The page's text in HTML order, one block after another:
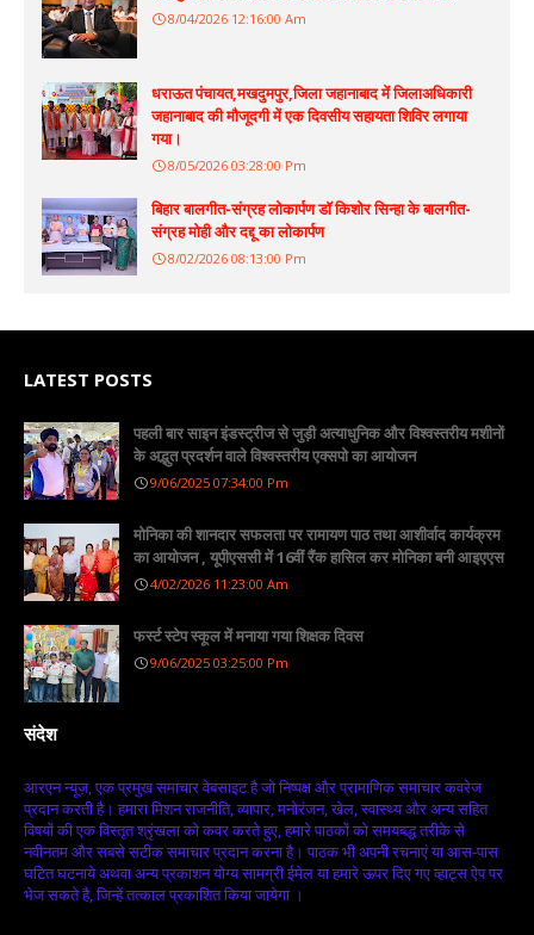
8/04/2026 12:16:00 Am
धराऊत पंचायत,मखदुमपुर,जिला जहानाबाद में जिलाअधिकारी
जहानाबाद की मौजूदगी में एक दिवसीय सहायता शिविर लगाया
गया।
8/05/2026 03:28:00 Pm
बिहार बालगीत-संग्रह लोकार्पण डॉ किशोर सिन्हा के बालगीत-
संग्रह मोही और दद्दू का लोकार्पण
8/02/2026 08:13:00 Pm
LATEST POSTS
पहली बार साइन इंडस्ट्रीज से जुड़ी अत्याधुनिक और विश्वस्तरीय मशीनों
के अद्भुत प्रदर्शन वाले विश्वस्तरीय एक्सपो का आयोजन
9/06/2025 07:34:00 Pm
मोनिका की शानदार सफलता पर रामायण पाठ तथा आशीर्वाद कार्यक्रम
का आयोजन , यूपीएससी में 16वीं रैंक हासिल कर मोनिका बनी आइएएस
4/02/2026 11:23:00 Am
फर्स्ट स्टेप स्कूल में मनाया गया शिक्षक दिवस
9/06/2025 03:25:00 Pm
संदेश
आरएन न्यूज़, एक प्रमुख समाचार वेबसाइट है जो निष्पक्ष और प्रामाणिक समाचार कवरेज
प्रदान करती है। हमारा मिशन राजनीति, व्यापार, मनोरंजन, खेल, स्वास्थ्य और अन्य सहित
विषयों की एक विस्तृत श्रृंखला को कवर करते हुए, हमारे पाठकों को समयबद्ध तरीके से
नवीनतम और सबसे सटीक समाचार प्रदान करना है। पाठक भी अपनी रचनाएं या आस-पास
घटित घटनाये अथवा अन्य प्रकाशन योग्य सामग्री ईमेल या हमारे ऊपर दिए गए व्हाट्स ऐप पर
भेज सकते है, जिन्हें तत्काल प्रकाशित किया जायेगा ।